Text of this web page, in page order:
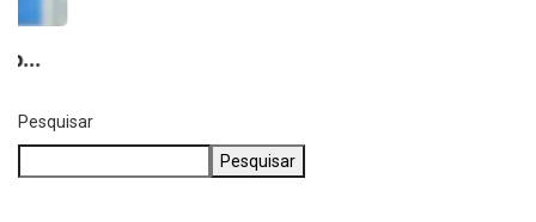
Pesquisar
Pesquisar